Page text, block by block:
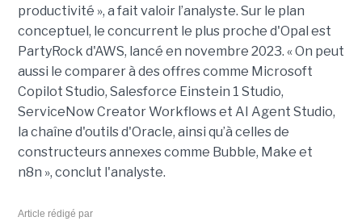
productivité », a fait valoir l’analyste. Sur le plan
conceptuel, le concurrent le plus proche d'Opal est
PartyRock d'AWS, lancé en novembre 2023. « On peut
aussi le comparer à des offres comme Microsoft
Copilot Studio, Salesforce Einstein 1 Studio,
ServiceNow Creator Workflows et AI Agent Studio,
la chaîne d'outils d'Oracle, ainsi qu’à celles de
constructeurs annexes comme Bubble, Make et
n8n », conclut l'analyste.
Article rédigé par